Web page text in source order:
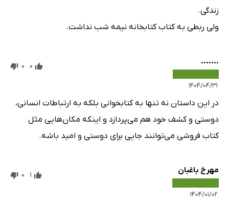
زندگی.
ولی ربطی به کتاب کتابخانه نیمه شب نداشت.
.......
۱۴۰۴/۰۴/۳۱
0
0
در این داستان نه تنها به کتابخوانی بلکه به ارتباطات انسانی،
دوستی و کشف خود هم می‌پردازد و اینکه مکان‌هایی مثل
کتاب فروشی می‌توانند جایی برای دوستی و امید باشه.
مهرخ باغبان
۱۴۰۴/۰۱/۰۲
1
0